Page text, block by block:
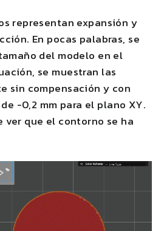
representan expansión y
En pocas palabras, se
del modelo en el
se muestran las
sin compensación y con
-0,2 mm para el plano XY.
ver que el contorno se ha